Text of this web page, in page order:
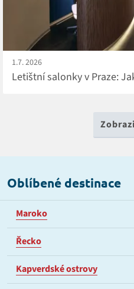
1.7. 2026
Letištní salonky v Praze:
Oblíbené destinace
Maroko
Řecko
Kapverdské ostrovy